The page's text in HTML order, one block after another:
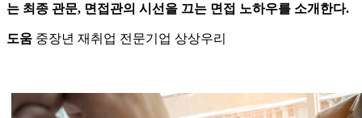
는 최종 관문, 면접관의 시선을 끄는 면접 노하우를 소개한다.
도움 중장년 재취업 전문기업 상상우리